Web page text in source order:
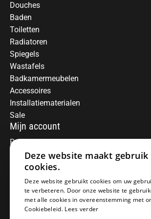
Douches
Baden
Toiletten
Radiatoren
Spiegels
Wastafels
Badkamermeubelen
Accessoires
Installatiematerialen
Sale
Mijn account
Registreren
Mijn bestellingen
Informatie
Over ons
Algemene voorwaarden
Disclaimer
Deze website maakt gebruik
cookies.
Deze website gebruikt cookies om uw
te verbeteren. Door onze website te
met alle cookies in overeenstemming met
Cookiebeleid. Lees verder